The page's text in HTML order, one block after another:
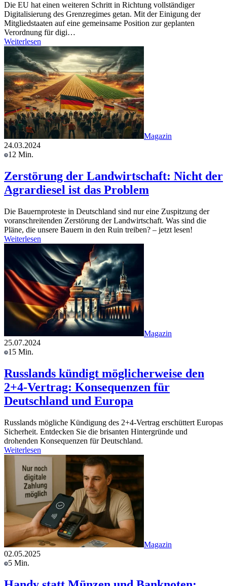
Die EU hat einen weiteren Schritt in Richtung vollständiger
Digitalisierung des Grenzregimes getan. Mit der Einigung der
Mitgliedstaaten auf eine gemeinsame Position zur geplanten
Verordnung für digi…
Weiterlesen
Magazin
24.03.2024
12 Min.
Zerstörung der Landwirtschaft: Nicht der
Agrardiesel ist das Problem
Die Bauernproteste in Deutschland sind nur eine Zuspitzung der
voranschreitenden Zerstörung der Landwirtschaft. Was sind die
Pläne, die unsere Bauern in den Ruin treiben? – jetzt lesen!
Weiterlesen
Magazin
25.07.2024
15 Min.
Russlands kündigt möglicherweise den
2+4-Vertrag: Konsequenzen für
Deutschland und Europa
Russlands mögliche Kündigung des 2+4-Vertrag erschüttert Europas
Sicherheit. Entdecken Sie die brisanten Hintergründe und
drohenden Konsequenzen für Deutschland.
Weiterlesen
Magazin
02.05.2025
5 Min.